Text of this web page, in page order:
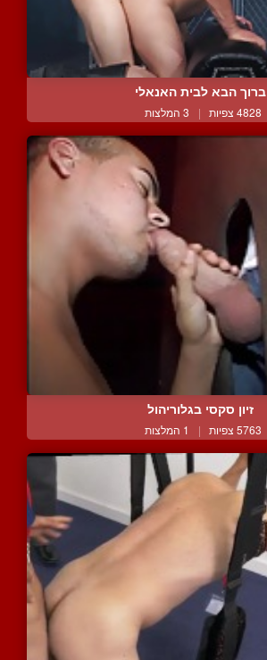
ברוך הבא לבית האנאלי
4828 צפיות | 3 המלצות
זיון סקסי בגלוריהול
5763 צפיות | 1 המלצות